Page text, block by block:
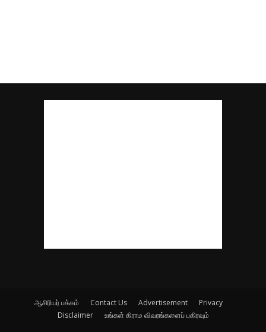
ஆசிரியர் பக்கம் Contact Us Advertisement
Privacy
Disclaimer
உங்கள் கிராம விவரங்களைப் பகிரவும்